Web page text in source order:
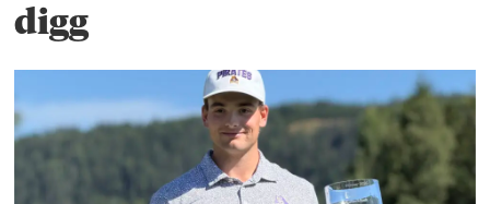
digg